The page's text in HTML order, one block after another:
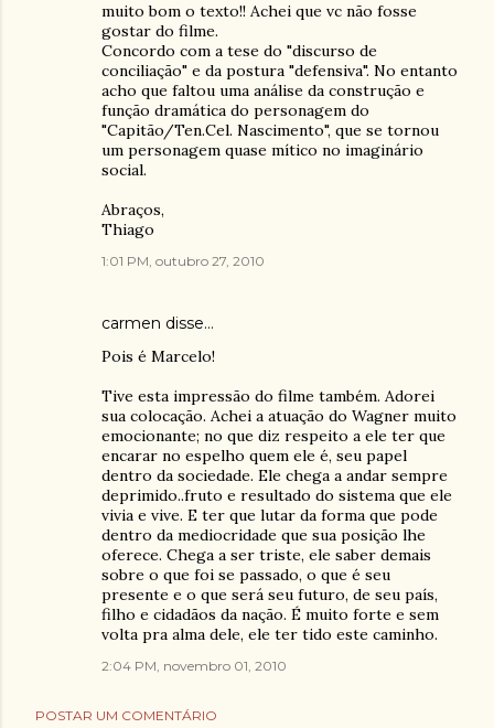
muito bom o texto!! Achei que vc não fosse
gostar do filme.
Concordo com a tese do "discurso de
conciliação" e da postura "defensiva". No entanto
acho que faltou uma análise da construção e
função dramática do personagem do
"Capitão/Ten.Cel. Nascimento", que se tornou
um personagem quase mítico no imaginário
social.
Abraços,
Thiago
1:01 PM, outubro 27, 2010
carmen disse…
Pois é Marcelo!
Tive esta impressão do filme também. Adorei
sua colocação. Achei a atuação do Wagner muito
emocionante; no que diz respeito a ele ter que
encarar no espelho quem ele é, seu papel
dentro da sociedade. Ele chega a andar sempre
deprimido..fruto e resultado do sistema que ele
vivia e vive. E ter que lutar da forma que pode
dentro da mediocridade que sua posição lhe
oferece. Chega a ser triste, ele saber demais
sobre o que foi se passado, o que é seu
presente e o que será seu futuro, de seu país,
filho e cidadãos da nação. É muito forte e sem
volta pra alma dele, ele ter tido este caminho.
2:04 PM, novembro 01, 2010
POSTAR UM COMENTÁRIO